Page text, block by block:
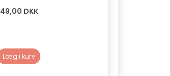
DKK
Læg i kurv